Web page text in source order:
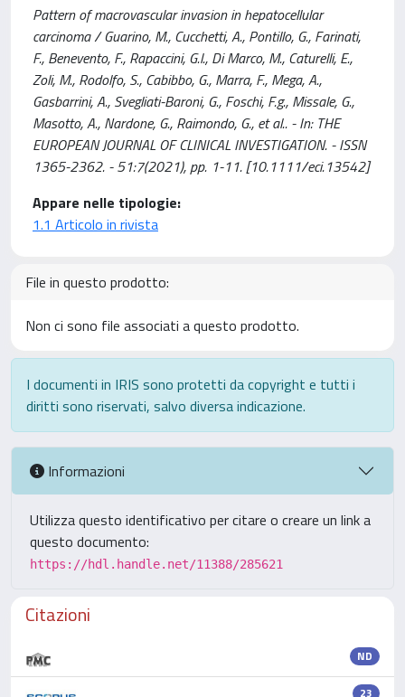
Pattern of macrovascular invasion in hepatocellular
carcinoma / Guarino, M., Cucchetti, A., Pontillo, G., Farinati,
F., Benevento, F., Rapaccini, G.l., Di Marco, M., Caturelli, E.,
Zoli, M., Rodolfo, S., Cabibbo, G., Marra, F., Mega, A.,
Gasbarrini, A., Svegliati-Baroni, G., Foschi, F.g., Missale, G.,
Masotto, A., Nardone, G., Raimondo, G., et al.. - In: THE
EUROPEAN JOURNAL OF CLINICAL INVESTIGATION. - ISSN
1365-2362. - 51:7(2021), pp. 1-11. [10.1111/eci.13542]
Appare nelle tipologie:
1.1 Articolo in rivista
File in questo prodotto:
Non ci sono file associati a questo prodotto.
I documenti in IRIS sono protetti da copyright e tutti i
diritti sono riservati, salvo diversa indicazione.
Informazioni
Utilizza questo identificativo per citare o creare un link a
questo documento:
https://hdl.handle.net/11388/285621
Citazioni
ND
23